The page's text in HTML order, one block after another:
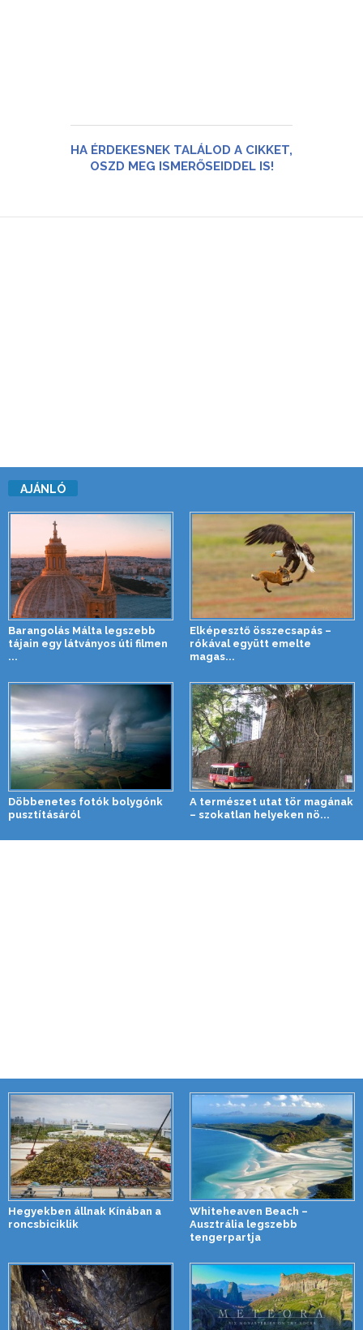
HA ÉRDEKESNEK TALÁLOD A CIKKET,
OSZD MEG ISMERŐSEIDDEL IS!
AJÁNLÓ
Barangolás Málta legszebb
tájain egy látványos úti filmen
...
Elképesztő összecsapás –
rókával együtt emelte
magas...
Döbbenetes fotók bolygónk
pusztításáról
A természet utat tör magának
– szokatlan helyeken nö...
Hegyekben állnak Kínában a
roncsbiciklik
Whiteheaven Beach –
Ausztrália legszebb
tengerpartja